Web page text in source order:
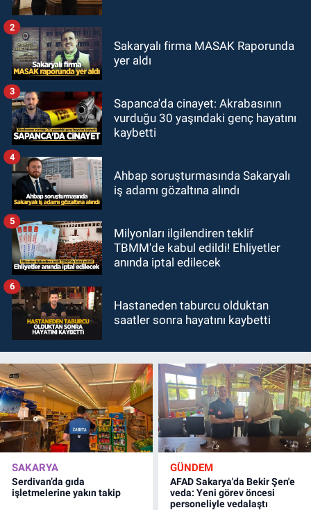
Sakaryalı firma MASAK Raporunda
yer aldı
2
Sapanca'da cinayet: Akrabasının
vurduğu 30 yaşındaki genç hayatını
kaybetti
3
Ahbap soruşturmasında Sakaryalı
iş adamı gözaltına alındı
4
Milyonları ilgilendiren teklif
TBMM'de kabul edildi! Ehliyetler
anında iptal edilecek
5
Hastaneden taburcu olduktan
saatler sonra hayatını kaybetti
6
SAKARYA
Serdivan’da gıda
işletmelerine yakın takip
GÜNDEM
AFAD Sakarya'da Bekir Şen'e
veda: Yeni görev öncesi
personeliyle vedalaştı